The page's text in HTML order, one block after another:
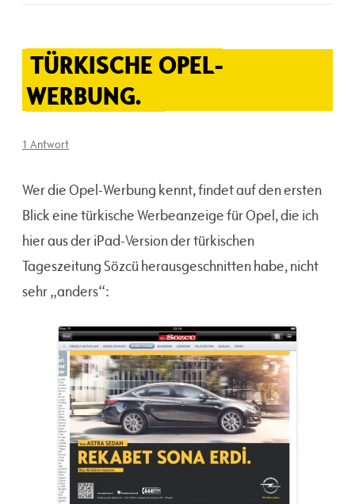
TÜRKISCHE OPEL-
WERBUNG.
1 Antwort
Wer die Opel-Werbung kennt, findet auf den ersten
Blick eine türkische Werbeanzeige für Opel, die ich
hier aus der iPad-Version der türkischen
Tageszeitung Sözcü herausgeschnitten habe, nicht
sehr „anders“: